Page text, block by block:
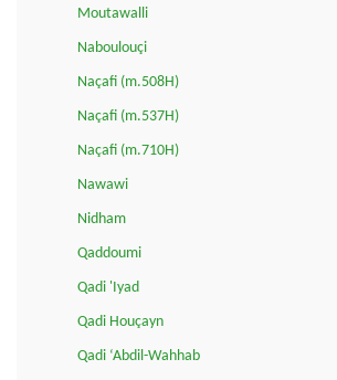
Moutawalli
Naboulouçi
Naçafi (m.508H)
Naçafi (m.537H)
Naçafi (m.710H)
Nawawi
Nidham
Qaddoumi
Qadi 'Iyad
Qadi Houçayn
Qadi ‘Abdil-Wahhab